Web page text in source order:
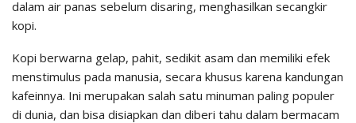
dalam air panas sebelum disaring, menghasilkan secangkir
kopi.
Kopi berwarna gelap, pahit, sedikit asam dan memiliki efek
menstimulus pada manusia, secara khusus karena kandungan
kafeinnya. Ini merupakan salah satu minuman paling populer
di dunia, dan bisa disiapkan dan diberi tahu dalam bermacam